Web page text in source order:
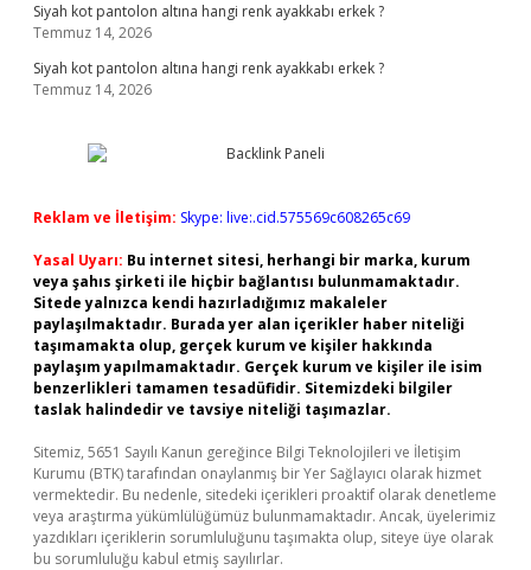
Siyah kot pantolon altına hangi renk ayakkabı erkek ?
Temmuz 14, 2026
Siyah kot pantolon altına hangi renk ayakkabı erkek ?
Temmuz 14, 2026
Reklam ve İletişim: Skype: live:.cid.575569c608265c69
Yasal Uyarı: Bu internet sitesi, herhangi bir marka, kurum
veya şahıs şirketi ile hiçbir bağlantısı bulunmamaktadır.
Sitede yalnızca kendi hazırladığımız makaleler
paylaşılmaktadır. Burada yer alan içerikler haber niteliği
taşımamakta olup, gerçek kurum ve kişiler hakkında
paylaşım yapılmamaktadır. Gerçek kurum ve kişiler ile isim
benzerlikleri tamamen tesadüfidir. Sitemizdeki bilgiler
taslak halindedir ve tavsiye niteliği taşımazlar.
Sitemiz, 5651 Sayılı Kanun gereğince Bilgi Teknolojileri ve İletişim
Kurumu (BTK) tarafından onaylanmış bir Yer Sağlayıcı olarak hizmet
vermektedir. Bu nedenle, sitedeki içerikleri proaktif olarak denetleme
veya araştırma yükümlülüğümüz bulunmamaktadır. Ancak, üyelerimiz
yazdıkları içeriklerin sorumluluğunu taşımakta olup, siteye üye olarak
bu sorumluluğu kabul etmiş sayılırlar.